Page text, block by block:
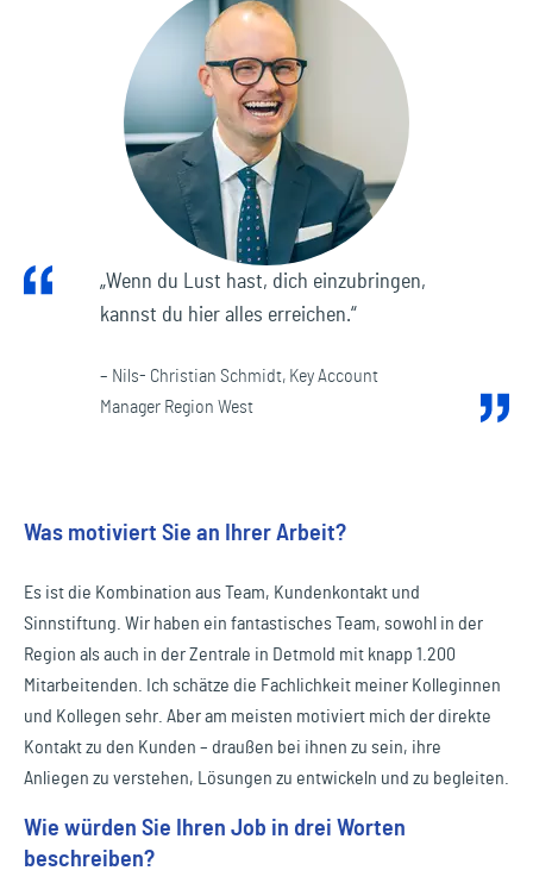
„Wenn du Lust hast, dich einzubringen,
kannst du hier alles erreichen.“
– Nils- Christian Schmidt, Key Account
Manager Region West
Was motiviert Sie an Ihrer Arbeit?
Es ist die Kombination aus Team, Kundenkontakt und
Sinnstiftung. Wir haben ein fantastisches Team, sowohl in der
Region als auch in der Zentrale in Detmold mit knapp 1.200
Mitarbeitenden. Ich schätze die Fachlichkeit meiner Kolleginnen
und Kollegen sehr. Aber am meisten motiviert mich der direkte
Kontakt zu den Kunden – draußen bei ihnen zu sein, ihre
Anliegen zu verstehen, Lösungen zu entwickeln und zu begleiten.
Wie würden Sie Ihren Job in drei Worten
beschreiben?